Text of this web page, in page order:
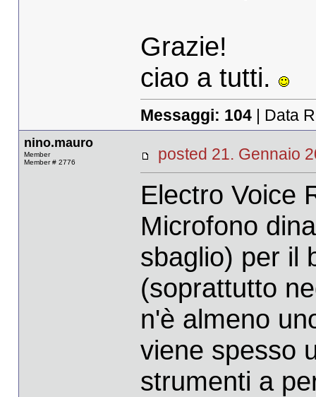
Grazie!
ciao a tutti.
Messaggi: 104| Data
nino.mauro
Member
Member # 2776
posted 21.
Electro Voice
Microfono
sbaglio) per il
(soprattutto
n'è almeno
viene spesso
strumenti a